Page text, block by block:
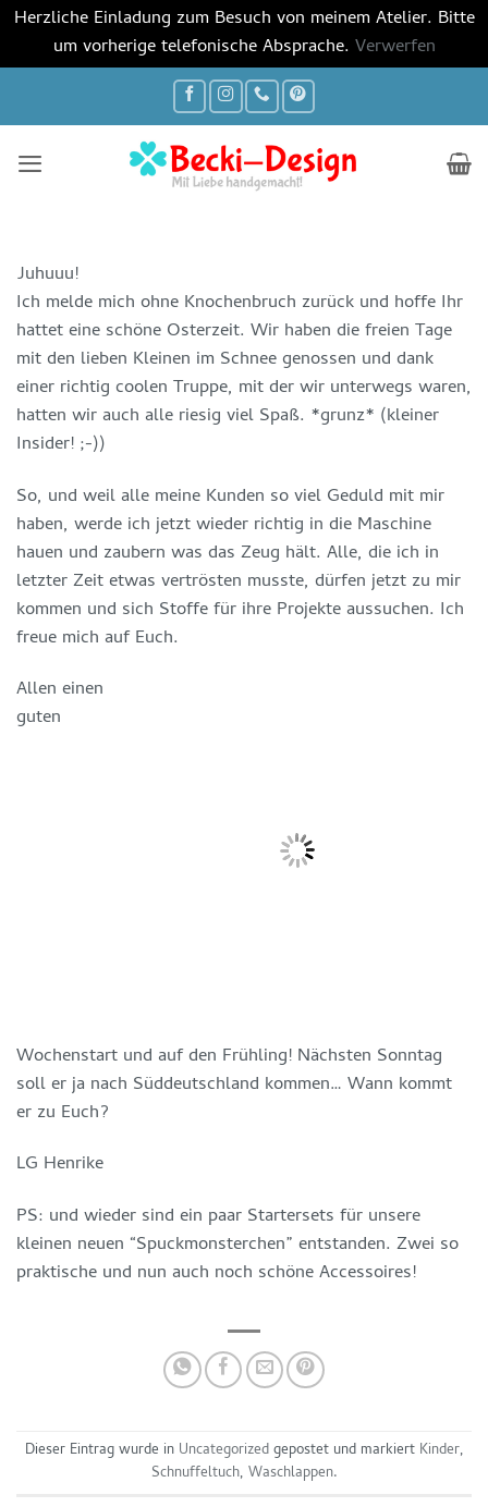
Herzliche Einladung zum Besuch von meinem Atelier. Bitte
um vorherige telefonische Absprache. Verwerfen
Juhuuu!
Ich melde mich ohne Knochenbruch zurück und hoffe Ihr
hattet eine schöne Osterzeit. Wir haben die freien Tage
mit den lieben Kleinen im Schnee genossen und dank
einer richtig coolen Truppe, mit der wir unterwegs waren,
hatten wir auch alle riesig viel Spaß. *grunz* (kleiner
Insider! ;-))
So, und weil alle meine Kunden so viel Geduld mit mir
haben, werde ich jetzt wieder richtig in die Maschine
hauen und zaubern was das Zeug hält. Alle, die ich in
letzter Zeit etwas vertrösten musste, dürfen jetzt zu mir
kommen und sich Stoffe für ihre Projekte aussuchen. Ich
freue mich auf Euch.
Allen einen
guten
Wochenstart und auf den Frühling! Nächsten Sonntag
soll er ja nach Süddeutschland kommen… Wann kommt
er zu Euch?
LG Henrike
PS: und wieder sind ein paar Startersets für unsere
kleinen neuen “Spuckmonsterchen” entstanden. Zwei so
praktische und nun auch noch schöne Accessoires!
Dieser Eintrag wurde in Uncategorizedgepostet und markiert Kinder,
Schnuffeltuch, Waschlappen.